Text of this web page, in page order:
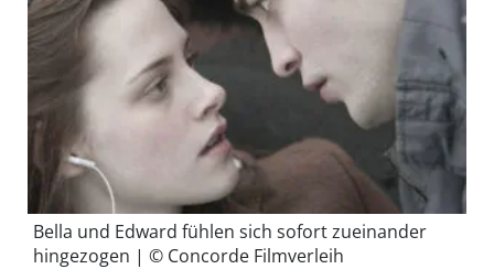
Bella und Edward fühlen sich sofort zueinander
hingezogen | © Concorde Filmverleih